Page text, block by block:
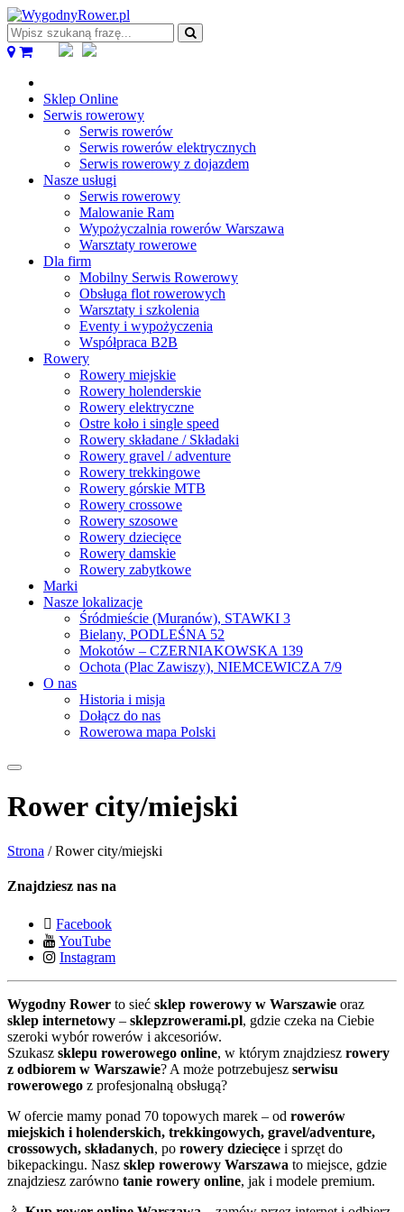
Wpisz
szukaną
frazę...
Sklep Online
Serwis rowerowy
Serwis rowerów
Serwis rowerów elektrycznych
Serwis rowerowy z dojazdem
Nasze usługi
Serwis rowerowy
Malowanie Ram
Wypożyczalnia rowerów Warszawa
Warsztaty rowerowe
Dla firm
Mobilny Serwis Rowerowy
Obsługa flot rowerowych
Warsztaty i szkolenia
Eventy i wypożyczenia
Współpraca B2B
Rowery
Rowery miejskie
Rowery holenderskie
Rowery elektryczne
Ostre koło i single speed
Rowery składane / Składaki
Rowery gravel / adventure
Rowery trekkingowe
Rowery górskie MTB
Rowery crossowe
Rowery szosowe
Rowery dziecięce
Rowery damskie
Rowery zabytkowe
Marki
Nasze lokalizacje
Śródmieście (Muranów), STAWKI 3
Bielany, PODLEŚNA 52
Mokotów – CZERNIAKOWSKA 139
Ochota (Plac Zawiszy), NIEMCEWICZA 7/9
O nas
Historia i misja
Dołącz do nas
Rowerowa mapa Polski
Rower city/miejski
Strona /Rower city/miejski
Znajdziesz nas na
Facebook
YouTube
Instagram
Wygodny Rower to sieć sklep rowerowy w Warszawie oraz
sklep internetowy – sklepzrowerami.pl, gdzie czeka na Ciebie
szeroki wybór rowerów i akcesoriów.
Szukasz sklepu rowerowego online, w którym znajdziesz rowery
z odbiorem w Warszawie? A może potrzebujesz serwisu
rowerowego z profesjonalną obsługą?
W ofercie mamy ponad 70 topowych marek – od rowerów
miejskich i holenderskich, trekkingowych, gravel/adventure,
crossowych, składanych, po rowery dziecięce i sprzęt do
bikepackingu. Nasz sklep rowerowy Warszawa to miejsce, gdzie
znajdziesz zarówno tanie rowery online, jak i modele premium.